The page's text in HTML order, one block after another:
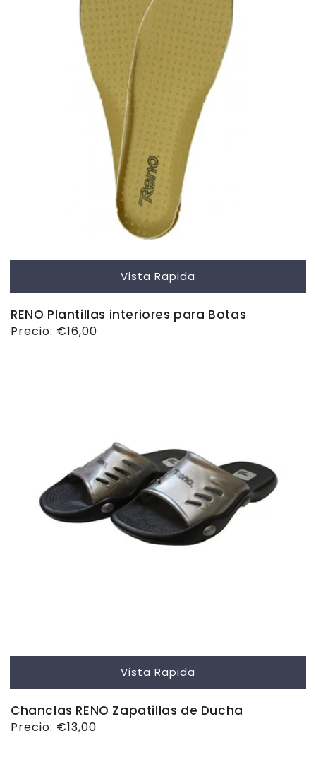
Vista Rapida
RENO Plantillas interiores para Botas
Precio
Precio: €16,00
Vista Rapida
Chanclas RENO Zapatillas de Ducha
Precio
Precio: €13,00